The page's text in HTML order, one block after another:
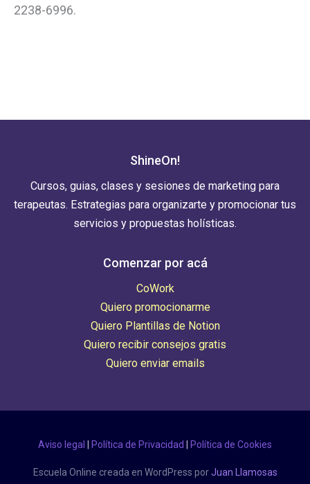
2238-6996.
ShineOn!
Cursos, guias, clases y sesiones de marketing para
terapeutas. Estrategias para organizarte y promocionar tus
servicios y propuestas holísticas.
Comenzar por acá
CoWork
Quiero promocionarme
Quiero Plantillas de Notion
Quiero recibir consejos gratis
Quiero enviar emails
Aviso legal Política de Privacidad Política de Cookies
Escuela Online creada en WordPress porJuan Llamosas